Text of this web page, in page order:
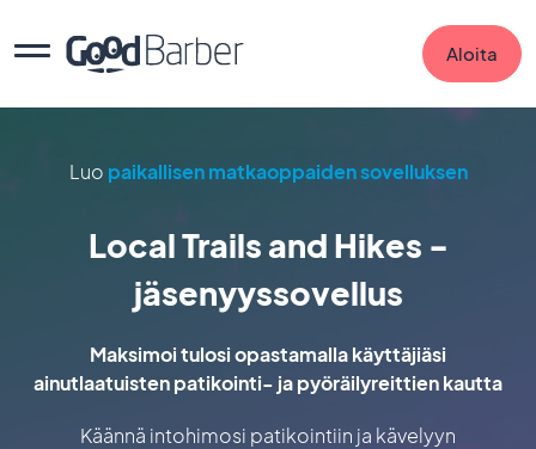
Aloita
Luo paikallisen matkaoppaiden sovelluksen
Local Trails and Hikes -
jäsenyyssovellus
Maksimoi tulosi opastamalla käyttäjiäsi
ainutlaatuisten patikointi- ja pyöräilyreittien kautta
Käännä intohimosi patikointiin ja kävelyyn